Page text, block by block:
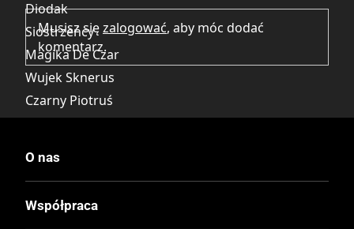
Diodak
Siostrzeńcy
Magika De Czar
Wujek Sknerus
Czarny Piotruś
Kwakerfeller
Egmont
Musisz sięzalogować, aby móc dodać
komentarz.
O nas
Współpraca